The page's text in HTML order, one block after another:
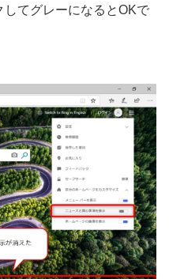
てグレーになるとOKで